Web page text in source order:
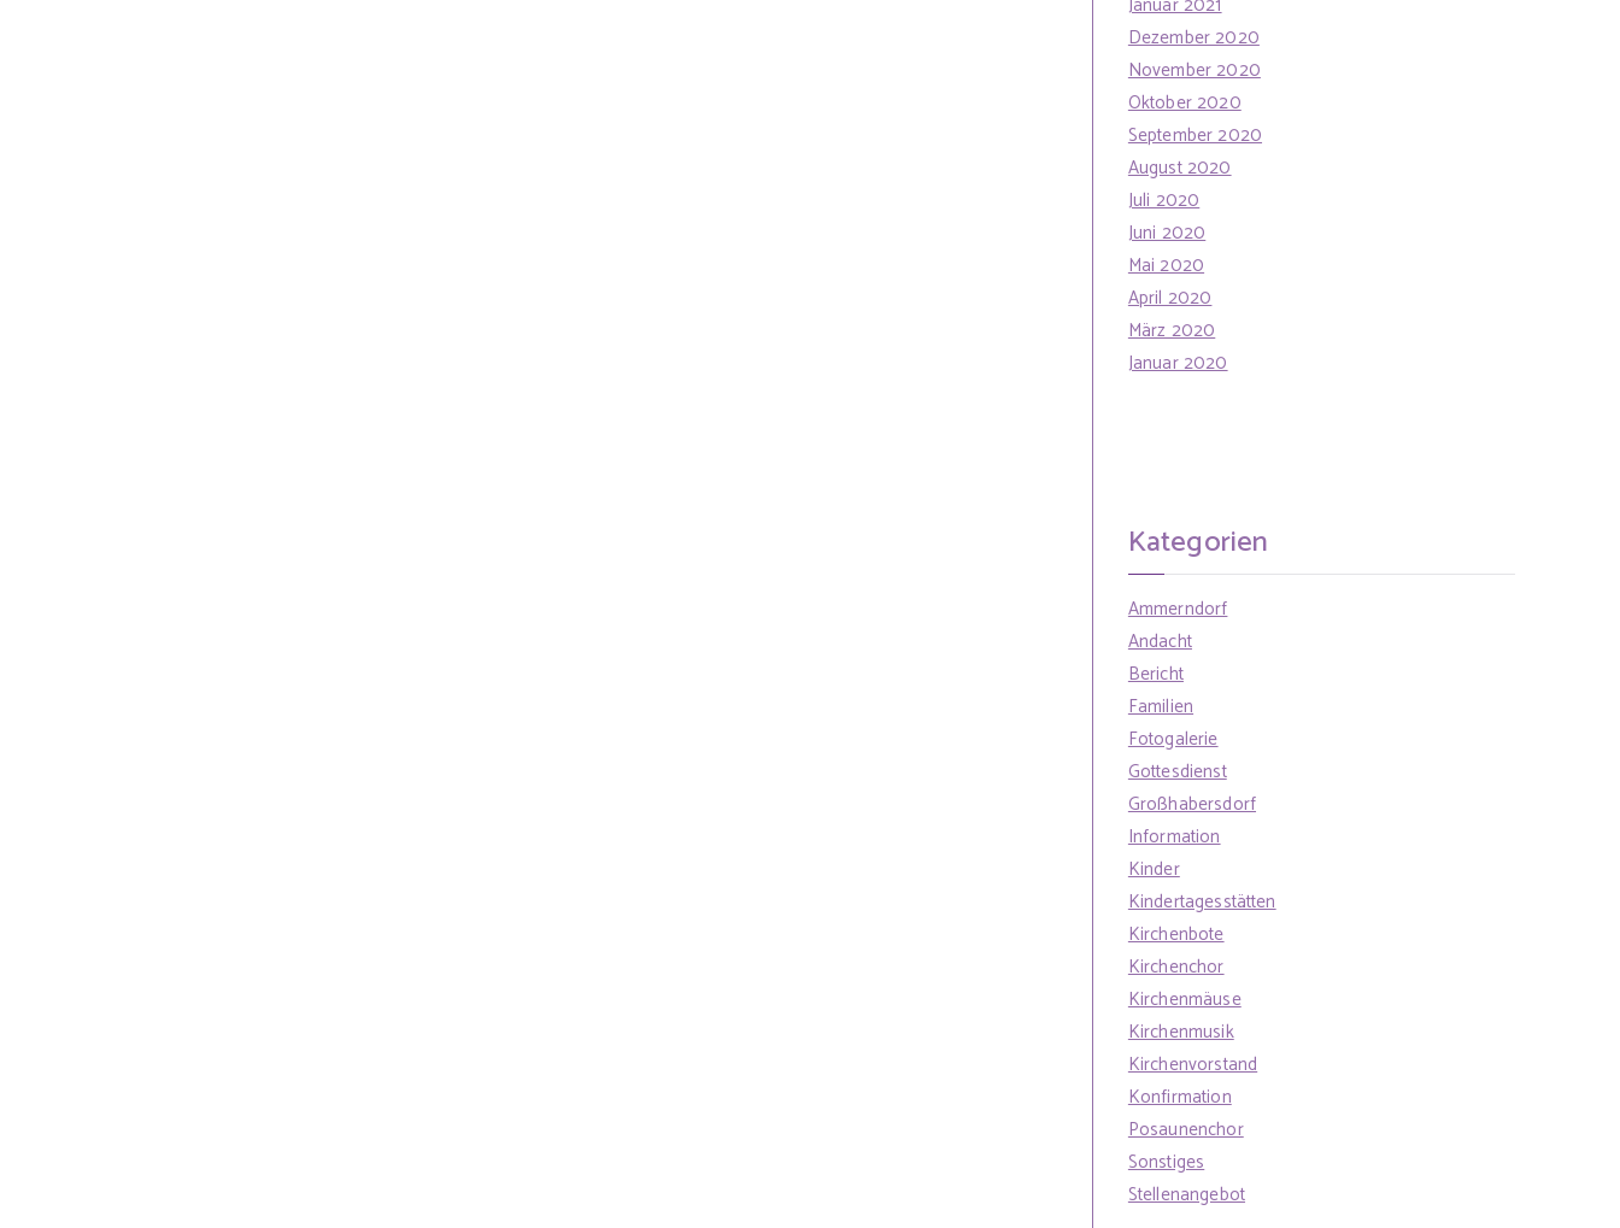
Dezember 2020
November 2020
Oktober 2020
September 2020
August 2020
Juli 2020
Juni 2020
Mai 2020
April 2020
März 2020
Januar 2020
Kategorien
Ammerndorf
Andacht
Bericht
Familien
Fotogalerie
Gottesdienst
Großhabersdorf
Information
Kinder
Kindertagesstätten
Kirchenbote
Kirchenchor
Kirchenmäuse
Kirchenmusik
Kirchenvorstand
Konfirmation
Posaunenchor
Sonstiges
Stellenangebot